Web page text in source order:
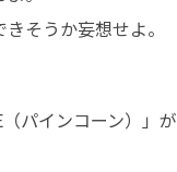
そうか妄想せよ。
パインコーン）」が